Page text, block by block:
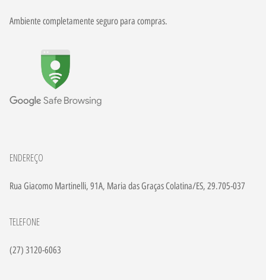
Ambiente completamente seguro para compras.
ENDEREÇO
Rua Giacomo Martinelli, 91A, Maria das Graças Colatina/ES, 29.705-037
TELEFONE
(27) 3120-6063